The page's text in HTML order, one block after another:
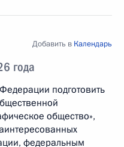
года
Добавить в Календарь
подготовить
общество»,
федеральным